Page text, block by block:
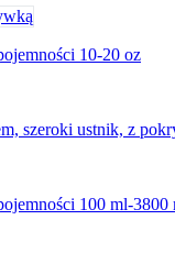
10-20 oz
szeroki ustnik, z
100 ml-